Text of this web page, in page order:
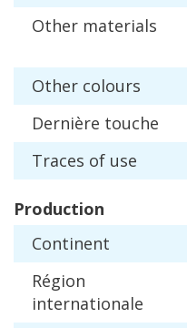
Other materials
Other colours
Dernière touche
Traces of use
Production
Continent
Région
internationale